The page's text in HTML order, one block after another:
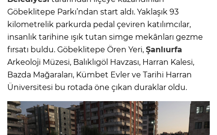
Göbeklitepe Parkı’ndan start aldı. Yaklaşık 93
kilometrelik parkurda pedal çeviren katılımcılar,
insanlık tarihine ışık tutan simge mekânları gezme
fırsatı buldu. Göbeklitepe Ören Yeri, Şanlıurfa
Arkeoloji Müzesi, Balıklıgöl Havzası, Harran Kalesi,
Bazda Mağaraları, Kümbet Evler ve Tarihi Harran
Üniversitesi bu rotada öne çıkan duraklar oldu.